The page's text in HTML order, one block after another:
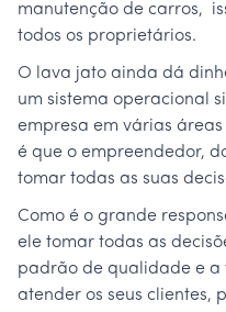
manutenção de carros,
todos os proprietários.
O lava jato ainda dá
um sistema operacional
empresa em várias
é que o empreendedor,
tomar todas as suas
Como é o grande
ele tomar todas as
padrão de qualidade e a
atender os seus clientes,